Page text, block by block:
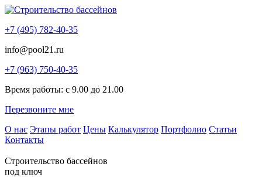
+7 (495) 782-40-35
info@pool21.ru
+7 (963) 750-40-35
Время работы: с 9.00 до 21.00
Перезвоните мне
О нас Этапы работ Цены Калькулятор Портфолио Статьи
Контакты
Строительство бассейнов
под ключ